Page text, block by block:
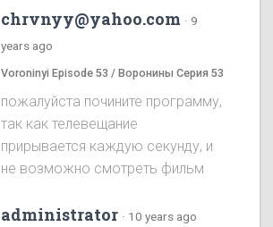
chrvnyy@yahoo.com · 9
years ago
Voroninyi Episode 53 / Воронины Серия 53
пожалуйста почините программу,
так как телевещание
прирывается каждую секунду, и
не возможно смотреть фильм
administrator · 10 years ago